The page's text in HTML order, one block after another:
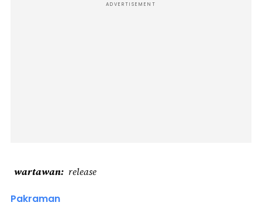
ADVERTISEMENT
wartawan release
Pakraman